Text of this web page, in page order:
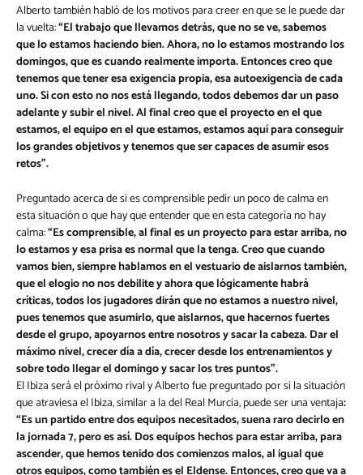
Alberto también habló de los motivos para creer en que se le puede dar
la vuelta:“El trabajo que llevamos detrás, que no se ve, sabemos
que lo estamos haciendo bien. Ahora, no lo estamos mostrando los
domingos, que es cuando realmente importa. Entonces creo que
tenemos que tener esa exigencia propia, esa autoexigencia de cada
uno. Si con esto no nos está llegando, todos debemos dar un paso
adelante y subir el nivel.Al final creo que el proyecto en el que
estamos, el equipo en el que estamos, estamos aquí para conseguir
los grandes objetivos y tenemos que ser capaces de asumir esos
retos”.
Preguntado acerca de si es comprensible pedir un poco de calma en
esta situación o que hay que entender que en esta categoría no hay
calma:“Es comprensible, al final es un proyecto para estar arriba, no
lo estamos y esa prisa es normal que la tenga. Creo que cuando
vamos bien, siempre hablamos en el vestuario de aislarnos también,
que el elogio no nos debilite y ahora que lógicamente habrá
críticas, todos los jugadores dirán que no estamos a nuestro nivel,
pues tenemos que asumirlo, que aislarnos, que hacernos fuertes
desde el grupo, apoyarnos entre nosotros y sacar la cabeza. Dar el
máximo nivel, crecer día a día, crecer desde los entrenamientos y
sobre todo llegar el domingo y sacar los tres puntos”.
El Ibiza será el próximo rival y Alberto fue preguntado por si la situación
que atraviesa el Ibiza, similar a la del Real Murcia, puede ser una ventaja:
“Es un partido entre dos equipos necesitados, suena raro decirlo en
la jornada 7, pero es así. Dos equipos hechos para estar arriba, para
ascender, que hemos tenido dos comienzos malos, al igual que